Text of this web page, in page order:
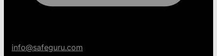
info@safeguru.com